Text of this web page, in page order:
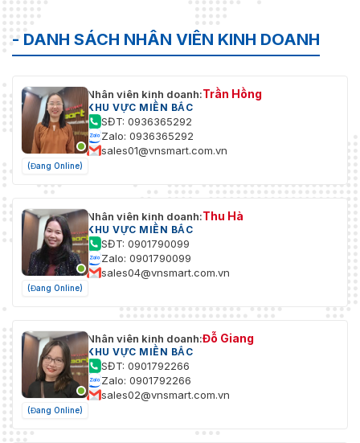
- DANH SÁCH NHÂN VIÊN KINH DOANH
(Đang Online)
Nhân viên kinh doanh:Trần Hồng
KHU VỰC MIỀN BẮC
SĐT: 0936365292
Zalo: 0936365292
sales01@vnsmart.com.vn
(Đang Online)
Nhân viên kinh doanh:Thu Hà
KHU VỰC MIỀN BẮC
SĐT: 0901790099
Zalo: 0901790099
sales04@vnsmart.com.vn
(Đang Online)
Nhân viên kinh doanh:Đỗ Giang
KHU VỰC MIỀN BẮC
SĐT: 0901792266
Zalo: 0901792266
sales02@vnsmart.com.vn